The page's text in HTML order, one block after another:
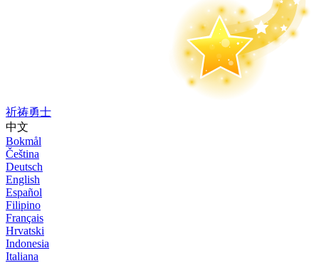
祈祷勇士
中文
Bokmål
Čeština
Deutsch
English
Español
Filipino
Français
Hrvatski
Indonesia
Italiana